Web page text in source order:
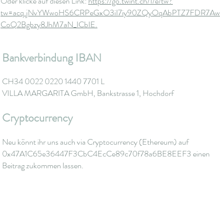
tw=acq.jNvYWwoHS6CRPeGxO3iI7iy90ZQyOqAbPTZ7FDR7Aw
CoQ2Bgbzy8JhM7aN_ICbIE.
Bankverbindung IBAN
CH34 0022 0220 1440 7701 L
VILLA MARGARITA GmbH, Bankstrasse 1, Hochdorf
Cryptocurrency
Neu könnt ihr uns auch via Cryptocurrency (Ethereum) auf
0x47A1C65e36447F3CbC4EcCe89c70f78a6BE8EEF3 einen
Beitrag zukommen lassen.